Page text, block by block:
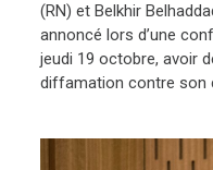
(RN) et Belkhir
annoncé lors d’une
jeudi 19 octobre, avoir
diffamation contre son